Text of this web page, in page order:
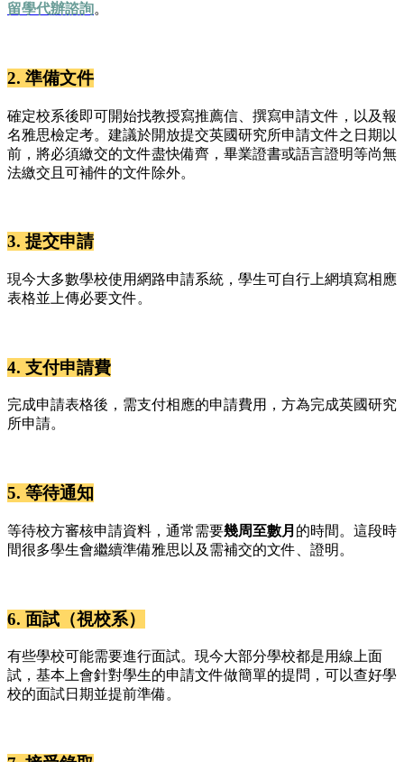
留學代辦諮詢。
2. 準備文件
確定校系後即可開始找教授寫推薦信、撰寫申請文件，以及報
名雅思檢定考。建議於開放提交英國研究所申請文件之日期以
前，將必須繳交的文件盡快備齊，畢業證書或語言證明等尚無
法繳交且可補件的文件除外。
3. 提交申請
現今大多數學校使用網路申請系統，學生可自行上網填寫相應
表格並上傳必要文件。
4. 支付申請費
完成申請表格後，需支付相應的申請費用，方為完成英國研究
所申請。
5. 等待通知
等待校方審核申請資料，通常需要幾周至數月 的時間。這段時
間很多學生會繼續準備雅思以及需補交的文件、證明。
6. 面試（視校系）
有些學校可能需要進行面試。現今大部分學校都是用線上面
試，基本上會針對學生的申請文件做簡單的提問，可以查好學
校的面試日期並提前準備。